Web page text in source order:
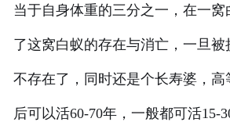
当于自身体重的三分之一，在一窝
了这窝白蚁的存在与消亡，一旦
不存在了，同时还是个长寿婆，高
后可以活60-70年，一般都可活15-